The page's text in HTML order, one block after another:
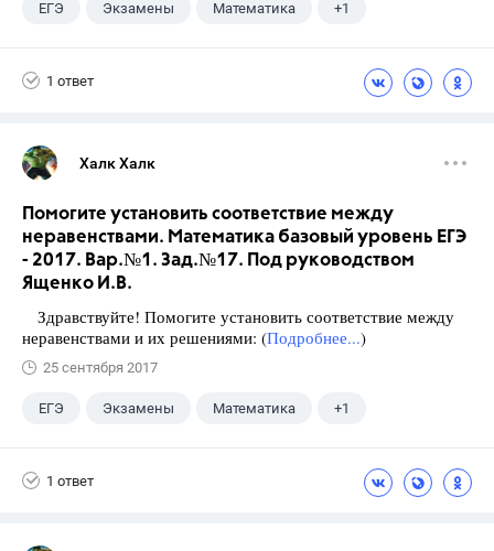
ЕГЭ Экзамены Математика +1
1 ответ
Халк Халк
Помогите установить соответствие между
неравенствами. Математика базовый уровень ЕГЭ
- 2017. Вар.№1. Зад.№17. Под руководством
Ященко И.В.
Здравствуйте! Помогите установить соответствие между
неравенствами и их решениями: (Подробнее...)
25 сентября 2017
ЕГЭ Экзамены Математика +1
1 ответ